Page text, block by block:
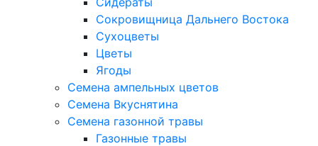
Сокровищница Дальнего Востока
Сухоцветы
Цветы
Ягоды
Семена ампельных цветов
Семена Вкуснятина
Семена газонной травы
Газонные травы